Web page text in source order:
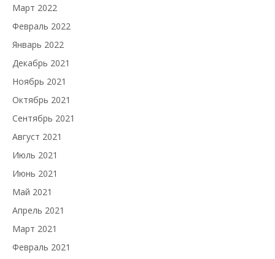
Март 2022
Февраль 2022
Январь 2022
Декабрь 2021
Ноябрь 2021
Октябрь 2021
Сентябрь 2021
Август 2021
Июль 2021
Июнь 2021
Май 2021
Апрель 2021
Март 2021
Февраль 2021